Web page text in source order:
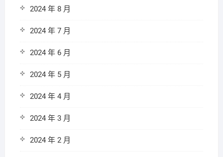
2024 年 8 月
2024 年 7 月
2024 年 6 月
2024 年 5 月
2024 年 4 月
2024 年 3 月
2024 年 2 月